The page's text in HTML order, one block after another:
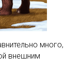
много,
внешним